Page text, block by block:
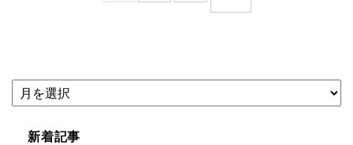
新着記事